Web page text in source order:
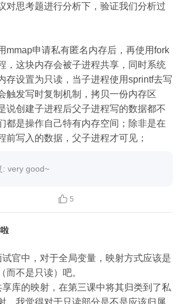
对思考题进行分析下，验证我们分析过
mmap申请私有匿名内存后，再使用fork
，这块内存会被子进程共享，同时系统
存设置为只读，当子进程使用sprintf去写
触发写时复制机制，拷贝一份内存区
说创建子进程后父子进程写的数据都不
都是操作自己特有内存空间；除非是在
前写入的数据，父子进程才可见；
: very good~
 5
试官中，对于全局变量，映射方式应该是
而不是只读）吧。
享库的映射，在第三课中将其归类到了私
。我觉得对于只读部分是不是应该归属